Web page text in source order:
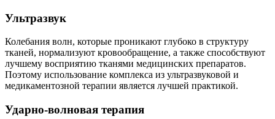
Ультразвук
Колебания волн, которые проникают глубоко в структуру
тканей, нормализуют кровообращение, а также способствуют
лучшему восприятию тканями медицинских препаратов.
Поэтому использование комплекса из ультразвуковой и
медикаментозной терапии является лучшей практикой.
Ударно-волновая терапия